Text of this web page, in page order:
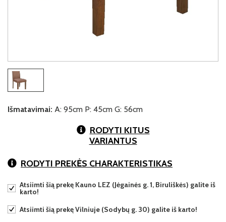
Išmatavimai: A: 95cm P: 45cm G: 56cm
RODYTI KITUS
VARIANTUS
RODYTI PREKĖS CHARAKTERISTIKAS
Atsiimti šią prekę Kauno LEZ (Jėgainės g. 1, Biruliškės) galite iš
karto!
Atsiimti šią prekę Vilniuje (Sodybų g. 30) galite iš karto!